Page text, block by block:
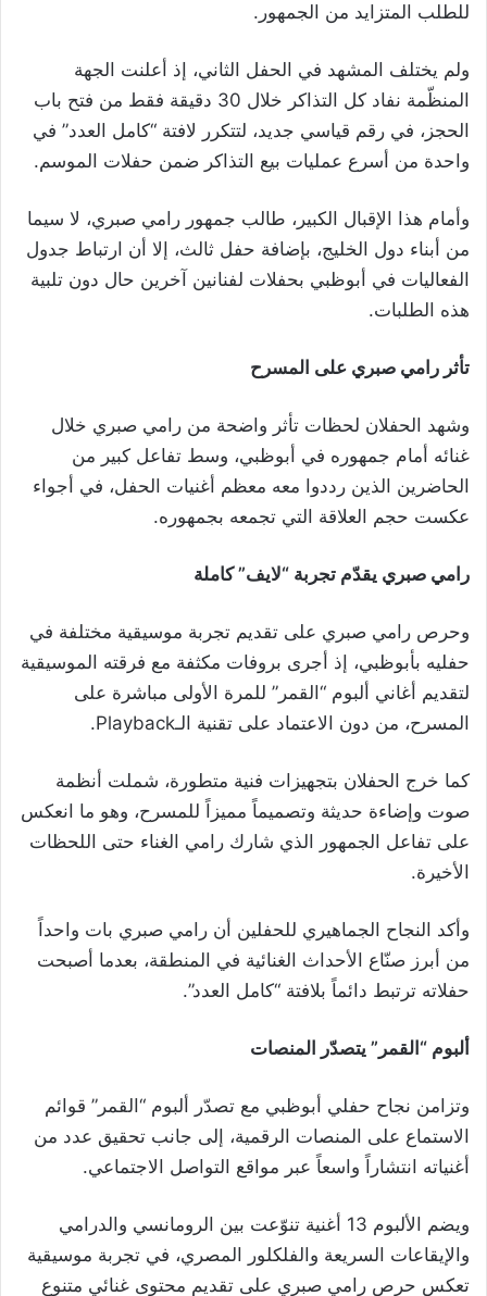
للطلب المتزايد من الجمهور.
ولم يختلف المشهد في الحفل الثاني، إذ أعلنت الجهة
المنظّمة نفاد كل التذاكر خلال 30 دقيقة فقط من فتح باب
الحجز، في رقم قياسي جديد، لتتكرر لافتة “كامل العدد” في
واحدة من أسرع عمليات بيع التذاكر ضمن حفلات الموسم.
وأمام هذا الإقبال الكبير، طالب جمهور رامي صبري، لا سيما
من أبناء دول الخليج، بإضافة حفل ثالث، إلا أن ارتباط جدول
الفعاليات في أبوظبي بحفلات لفنانين آخرين حال دون تلبية
هذه الطلبات.
تأثر رامي صبري على المسرح
وشهد الحفلان لحظات تأثر واضحة من رامي صبري خلال
غنائه أمام جمهوره في أبوظبي، وسط تفاعل كبير من
الحاضرين الذين رددوا معه معظم أغنيات الحفل، في أجواء
عكست حجم العلاقة التي تجمعه بجمهوره.
رامي صبري يقدّم تجربة “لايف” كاملة
وحرص رامي صبري على تقديم تجربة موسيقية مختلفة في
حفليه بأبوظبي، إذ أجرى بروفات مكثفة مع فرقته الموسيقية
لتقديم أغاني ألبوم “القمر” للمرة الأولى مباشرة على
المسرح، من دون الاعتماد على تقنية الـPlayback.
كما خرج الحفلان بتجهيزات فنية متطورة، شملت أنظمة
صوت وإضاءة حديثة وتصميماً مميزاً للمسرح، وهو ما انعكس
على تفاعل الجمهور الذي شارك رامي الغناء حتى اللحظات
الأخيرة.
وأكد النجاح الجماهيري للحفلين أن رامي صبري بات واحداً
من أبرز صنّاع الأحداث الغنائية في المنطقة، بعدما أصبحت
حفلاته ترتبط دائماً بلافتة “كامل العدد”.
ألبوم “القمر” يتصدّر المنصات
وتزامن نجاح حفلي أبوظبي مع تصدّر ألبوم “القمر” قوائم
الاستماع على المنصات الرقمية، إلى جانب تحقيق عدد من
أغنياته انتشاراً واسعاً عبر مواقع التواصل الاجتماعي.
ويضم الألبوم 13 أغنية تنوّعت بين الرومانسي والدرامي
والإيقاعات السريعة والفلكلور المصري، في تجربة موسيقية
تعكس حرص رامي صبري على تقديم محتوى غنائي متنوع